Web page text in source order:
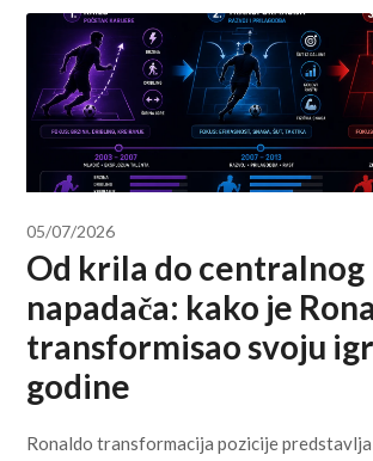
05/07/2026
Od krila do centralnog
napadača: kako je
transformisao svoju
godine
Ronaldo transformacija pozicije predstavlja